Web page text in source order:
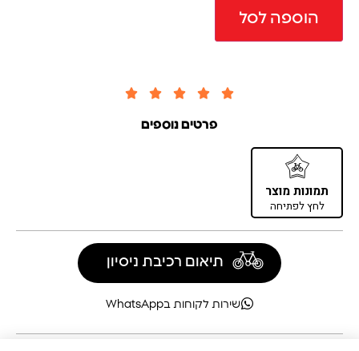
הוספה לסל





פרטים נוספים
תמונות מוצר
לחץ לפתיחה
תיאום רכיבת ניסיון
שירות לקוחות בWhatsApp